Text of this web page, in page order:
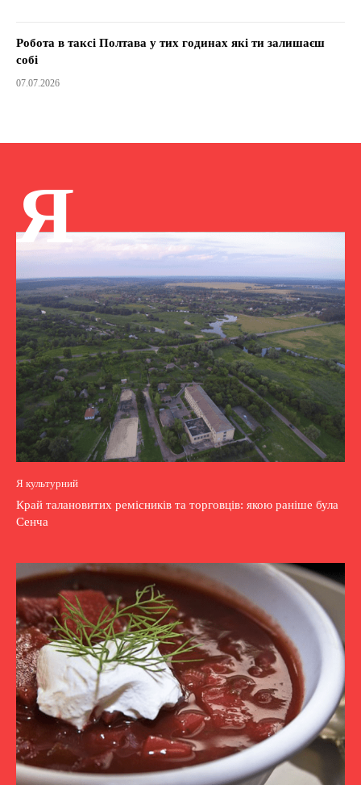
Робота в таксі Полтава у тих годинах які ти залишаєш
собі
07.07.2026
Я
Я культурний
Край талановитих ремісників та торговців: якою раніше була
Сенча